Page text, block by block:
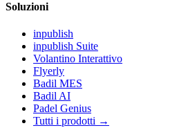
Soluzioni
inpublish
inpublish Suite
Volantino Interattivo
Flyerly
Badil MES
Badil AI
Padel Genius
Tutti i prodotti →